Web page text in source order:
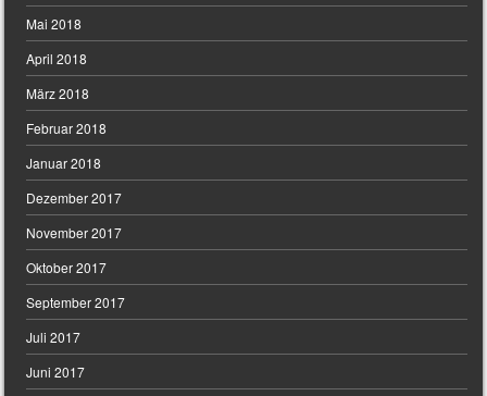
Mai 2018
April 2018
März 2018
Februar 2018
Januar 2018
Dezember 2017
November 2017
Oktober 2017
September 2017
Juli 2017
Juni 2017